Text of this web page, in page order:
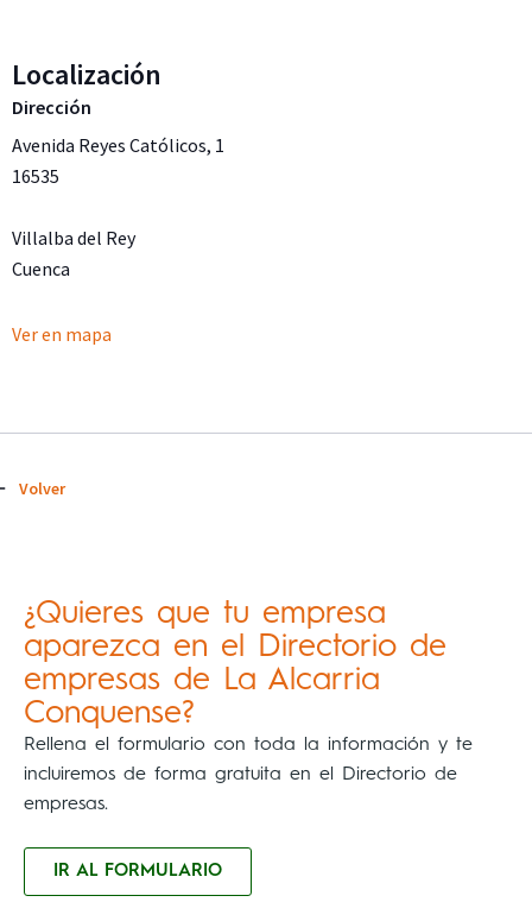
¿Quieres que tu empresa
aparezca en el Directorio de
empresas de La Alcarria
Conquense?
Rellena el formulario con toda la información y te
incluiremos de forma gratuita en el Directorio de
empresas.
IR AL FORMULARIO
Localización
Dirección
Avenida Reyes Católicos, 1
16535
Villalba del Rey
Cuenca
Ver en mapa
Volver